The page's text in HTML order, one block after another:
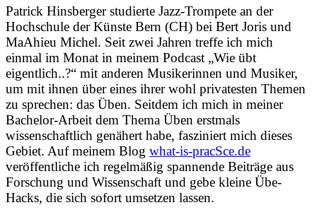
Patrick Hinsberger studierte Jazz-Trompete an der
Hochschule der Künste Bern (CH) bei Bert Joris und
MaAhieu Michel. Seit zwei Jahren treffe ich mich
einmal im Monat in meinem Podcast „Wie übt
eigentlich..?“ mit anderen Musikerinnen und Musiker,
um mit ihnen über eines ihrer wohl privatesten Themen
zu sprechen: das Üben. Seitdem ich mich in meiner
Bachelor-Arbeit dem Thema Üben erstmals
wissenschaftlich genähert habe, fasziniert mich dieses
Gebiet. Auf meinem Blog what-is-pracSce.de
veröffentliche ich regelmäßig spannende Beiträge aus
Forschung und Wissenschaft und gebe kleine Übe-
Hacks, die sich sofort umsetzen lassen.